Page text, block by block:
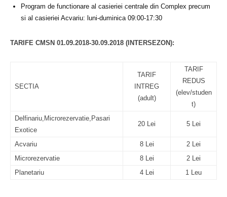
Program de functionare al casieriei centrale din Complex precum
si al casieriei Acvariu: luni-duminica 09:00-17:30
TARIFE CMSN 01.09.2018-30.09.2018 (INTERSEZON):
SECTIA
TARIF
INTREG
(adult)
TARIF
REDUS
(elev/studen
t)
Delfinariu,Microrezervatie,Pasari
Exotice
20 Lei 5 Lei
Acvariu 8 Lei
2 Lei
Microrezervatie
8 Lei
2 Lei
Planetariu
4 Lei 1 Leu